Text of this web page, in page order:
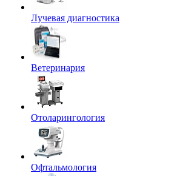
Лучевая диагностика
Ветеринария
Отоларингология
Офтальмология